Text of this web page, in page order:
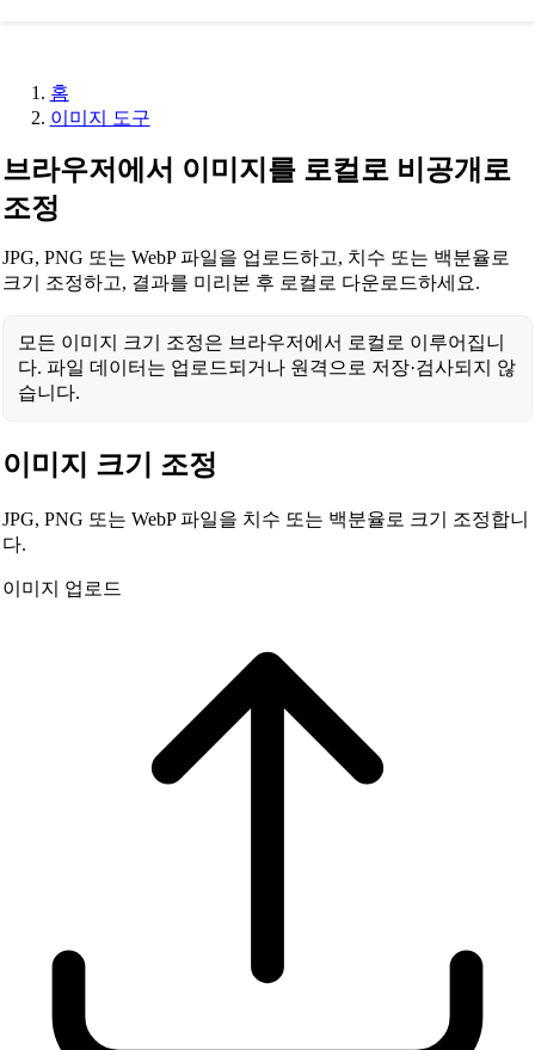
홈
이미지 도구
브라우저에서 이미지를 로컬로 비공개로
조정
JPG, PNG 또는 WebP 파일을 업로드하고, 치수 또는 백분율로
크기 조정하고, 결과를 미리본 후 로컬로 다운로드하세요.
모든 이미지 크기 조정은 브라우저에서 로컬로 이루어집니
다. 파일 데이터는 업로드되거나 원격으로 저장·검사되지 않
습니다.
이미지 크기 조정
JPG, PNG 또는 WebP 파일을 치수 또는 백분율로 크기 조정합니
다.
이미지 업로드